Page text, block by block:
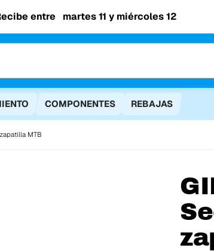
entre martes 11 y miércoles 12
COMPONENTES REBAJAS
MTB